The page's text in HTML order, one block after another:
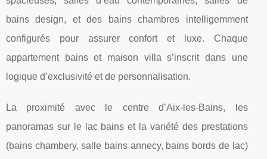
bains design, et des bains chambres intelligemment
configurés pour assurer confort et luxe. Chaque
appartement bains et maison villa s’inscrit dans une
logique d’exclusivité et de personnalisation.
La proximité avec le centre d’Aix-les-Bains, les
panoramas sur le lac bains et la variété des prestations
(bains chambery, salle bains annecy, bains bords de lac)